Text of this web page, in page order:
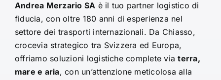
Andrea Merzario SA è il tuo partner logistico di
fiducia, con oltre 180 anni di esperienza nel
settore dei trasporti internazionali. Da Chiasso,
crocevia strategico tra Svizzera ed Europa,
offriamo soluzioni logistiche complete viaterra,
mare e aria, con un’attenzione meticolosa alla